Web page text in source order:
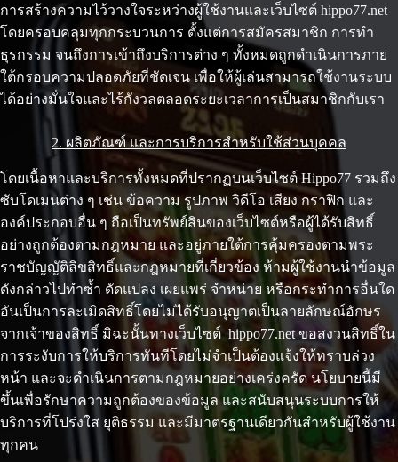
การสร้างความไว้วางใจระหว่างผู้ใช้งานและเว็บไซต์ hippo77.net
โดยครอบคลุมทุกกระบวนการ ตั้งแต่การสมัครสมาชิก การทำ
ธุรกรรม จนถึงการเข้าถึงบริการต่าง ๆ ทั้งหมดถูกดำเนินการภาย
ใต้กรอบความปลอดภัยที่ชัดเจน เพื่อให้ผู้เล่นสามารถใช้งานระบบ
ได้อย่างมั่นใจและไร้กังวลตลอดระยะเวลาการเป็นสมาชิกกับเรา
2. ผลิตภัณฑ์ และการบริการสำหรับใช้ส่วนบุคคล
โดยเนื้อหาและบริการทั้งหมดที่ปรากฏบนเว็บไซต์ Hippo77 รวมถึง
ซับโดเมนต่าง ๆ เช่น ข้อความ รูปภาพ วิดีโอ เสียง กราฟิก และ
องค์ประกอบอื่น ๆ ถือเป็นทรัพย์สินของเว็บไซต์หรือผู้ได้รับสิทธิ์
อย่างถูกต้องตามกฎหมาย และอยู่ภายใต้การคุ้มครองตามพระ
ราชบัญญัติลิขสิทธิ์และกฎหมายที่เกี่ยวข้อง ห้ามผู้ใช้งานนำข้อมูล
ดังกล่าวไปทำซ้ำ ดัดแปลง เผยแพร่ จำหน่าย หรือกระทำการอื่นใด
อันเป็นการละเมิดสิทธิ์โดยไม่ได้รับอนุญาตเป็นลายลักษณ์อักษร
จากเจ้าของสิทธิ์ มิฉะนั้นทางเว็บไซต์ hippo77.net ขอสงวนสิทธิ์ใน
การระงับการให้บริการทันทีโดยไม่จำเป็นต้องแจ้งให้ทราบล่วง
หน้า และจะดำเนินการตามกฎหมายอย่างเคร่งครัด นโยบายนี้มี
ขึ้นเพื่อรักษาความถูกต้องของข้อมูล และสนับสนุนระบบการให้
บริการที่โปร่งใส ยุติธรรม และมีมาตรฐานเดียวกันสำหรับผู้ใช้งาน
ทุกคน